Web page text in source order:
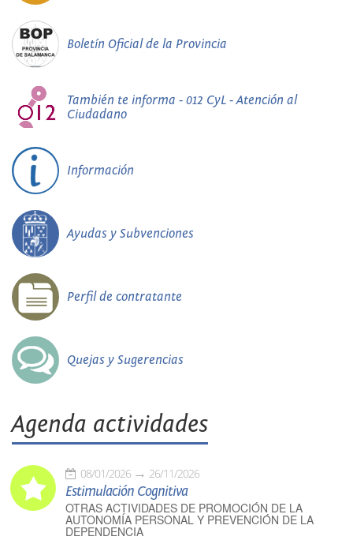
Boletín Oficial de la Provincia
También te informa - 012 CyL - Atención al
Ciudadano
Información
Ayudas y Subvenciones
Perfil de contratante
Quejas y Sugerencias
Agenda actividades
08/01/2026 26/11/2026
Estimulación Cognitiva
OTRAS ACTIVIDADES DE PROMOCIÓN DE LA
AUTONOMÍA PERSONAL Y PREVENCIÓN DE LA
DEPENDENCIA